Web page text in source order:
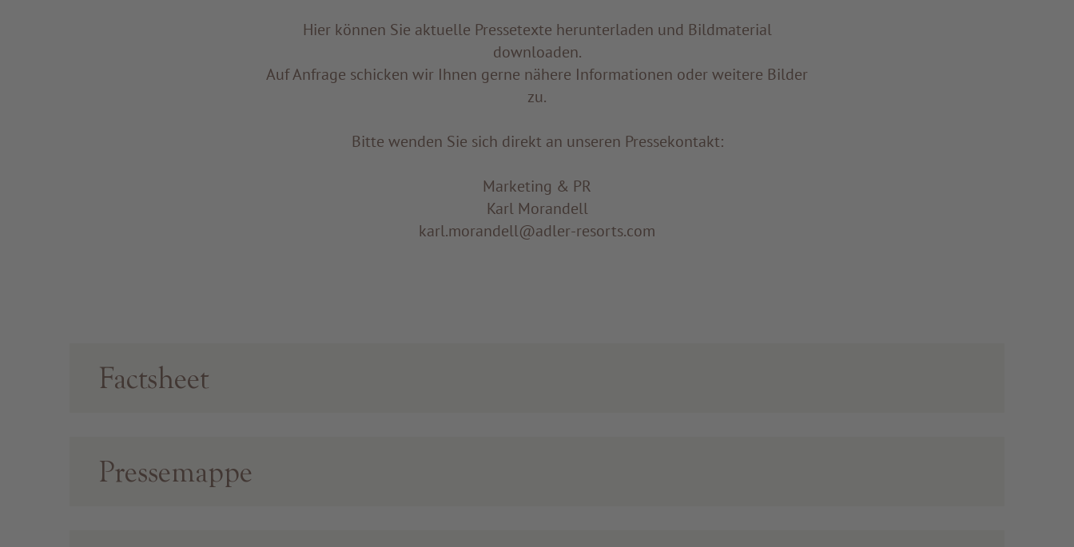
Hier können Sie aktuelle Pressetexte herunterladen und Bildmaterial
downloaden.
Auf Anfrage schicken wir Ihnen gerne nähere Informationen oder weitere Bilder
zu.
Bitte wenden Sie sich direkt an unseren Pressekontakt:
Marketing & PR
Karl Morandell
karl.morandell@adler-resorts.com
Factsheet
Pressemappe